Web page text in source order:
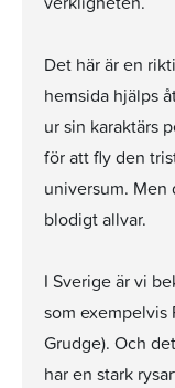
Det här är en
hemsida hjälps
ur sin karaktärs
för att fly den
universum. Men
blodigt allvar.
I Sverige är vi
som exempelvis
Grudge). Och
har en stark